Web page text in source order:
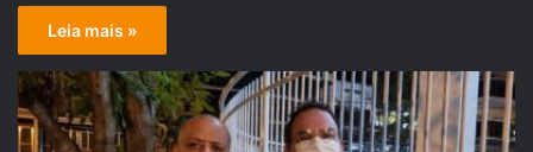
Leia mais »